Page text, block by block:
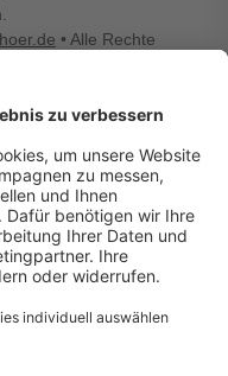
• Alle Rechte
Qualität für Ihr Office
Druckerzubehör
Computer oder Ihr
genau
unter anderem Tinte
– großer sowie
Online Fachhandel für
oder den Alltag mit